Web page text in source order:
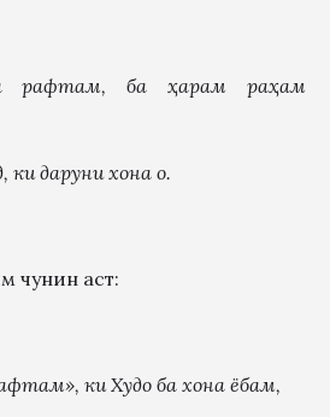
рафтам, баҳарам раҳам
, ки даруни хона о.
чунин аст:
ки Худо ба хона ёбам,